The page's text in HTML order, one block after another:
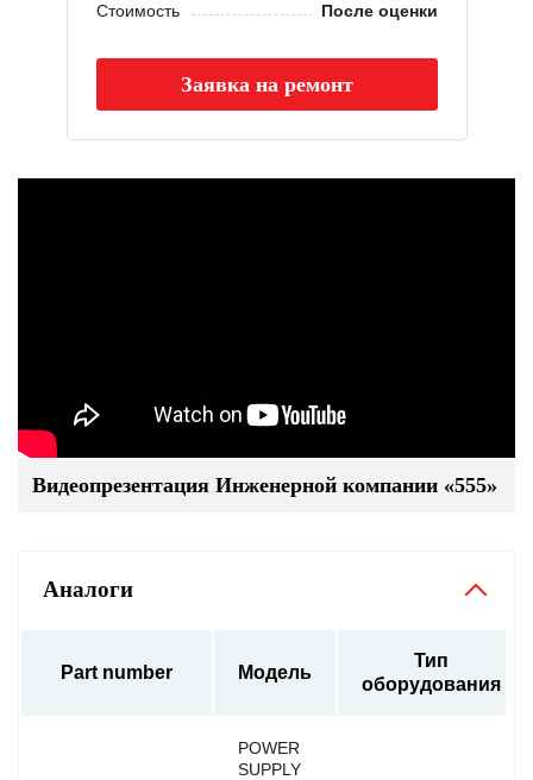
Стоимость После оценки
Заявка на ремонт
Видеопрезентация Инженерной компании «555»
Аналоги
Part number Модель
Тип
оборудования
POWER
SUPPLY